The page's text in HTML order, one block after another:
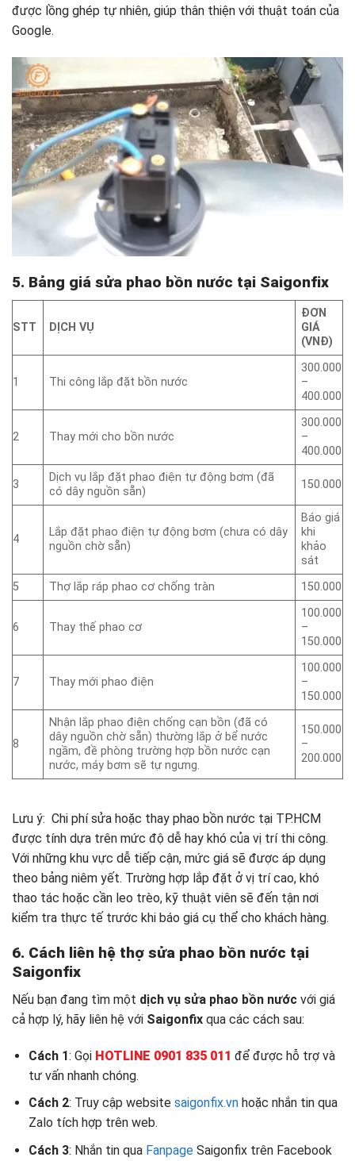
được lồng ghép tự nhiên, giúp thân thiện với thuật toán của
Google.
5. Bảng giá sửa phao bồn nước tại Saigonfix
STT DỊCH VỤ
ĐƠN
GIÁ
(VNĐ)
1 Thi công lắp đặt bồn nước
300.000
–
400.000
2 Thay mới cho bồn nước
300.000
–
400.000
3
Dịch vụ lắp đặt phao điện tự động bơm (đã
có dây nguồn sẵn)
150.000
4
Lắp đặt phao điện tự động bơm (chưa có dây
nguồn chờ sẵn)
Báo giá
khi
khảo
sát
5
Thợ lắp ráp phao cơ chống tràn 150.000
6 Thay thế phao cơ
100.000
–
150.000
7 Thay mới phao điện
100.000
–
150.000
8
Nhận lắp phao điện chống cạn bồn (đã có
dây nguồn chờ sẵn) thường lắp ở bể nước
ngầm, đề phòng trường hợp bồn nước cạn
nước, máy bơm sẽ tự ngưng.
150.000
–
200.000
Lưu ý: Chi phí sửa hoặc thay phao bồn nước tại TP.HCM
được tính dựa trên mức độ dễ hay khó của vị trí thi công.
Với những khu vực dễ tiếp cận, mức giá sẽ được áp dụng
theo bảng niêm yết. Trường hợp lắp đặt ở vị trí cao, khó
thao tác hoặc cần leo trèo, kỹ thuật viên sẽ đến tận nơi
kiểm tra thực tế trước khi báo giá cụ thể cho khách hàng.
6. Cách liên hệ thợ sửa phao bồn nước tại
Saigonfix
Nếu bạn đang tìm một dịch vụ sửa phao bồn nước với giá
cả hợp lý, hãy liên hệ với Saigonfix qua các cách sau:
Cách 1: Gọi HOTLINE 0901 835 011 để được hỗ trợ và
tư vấn nhanh chóng.
Cách 2: Truy cập websitesaigonfix.vnhoặc nhắn tin qua
Zalo tích hợp trên web.
Cách 3: Nhắn tin qua FanpageSaigonfix trên Facebook